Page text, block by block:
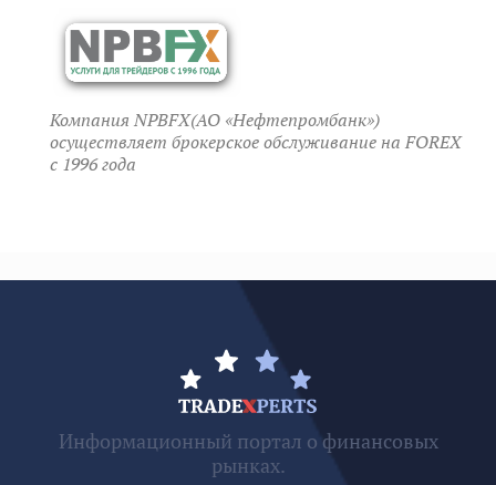
Компания NPBFX(АО «Нефтепромбанк»)
осуществляет брокерское обслуживание на FOREX
c 1996 года
Информационный портал о финансовых
рынках.